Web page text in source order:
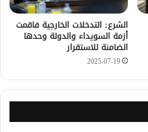
الشرع: التدخلات الخارجية فاقمت
أزمة السويداء والدولة وحدها
الضامنة للاستقرار
2025-07-19